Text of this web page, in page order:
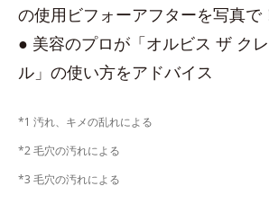
の使用ビフォーアフターを写真で
● 美容のプロが「オルビス ザ ク
ル」の使い方をアドバイス
*1 汚れ、キメの乱れによる
*2 毛穴の汚れによる
*3 毛穴の汚れによる